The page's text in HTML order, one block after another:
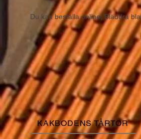
Du kan beställa online! Bläddra
KAKBODENS TÅRTOR